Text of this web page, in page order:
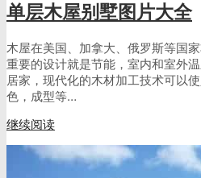
单层木屋别墅图片大全
木屋在美国、加拿大、俄罗斯等国
重要的设计就是节能，室内和室外
居家，现代化的木材加工技术可以
色，成型等…
继续阅读